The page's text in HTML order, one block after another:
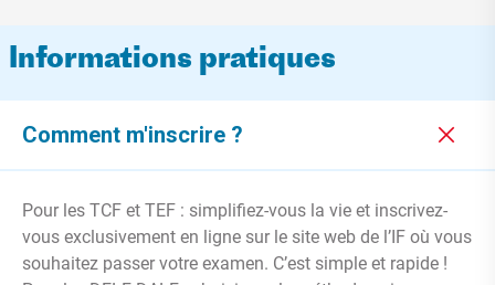
Informations pratiques
Comment m'inscrire ?
Pour les TCF et TEF : simplifiez-vous la vie et inscrivez-
vous exclusivement en ligne sur le site web de l’IF où vous
souhaitez passer votre examen. C’est simple et rapide !